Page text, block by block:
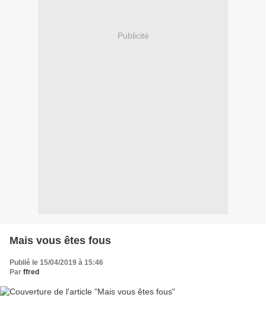
Publicité
Mais vous êtes fous
Publié le 15/04/2019 à 15:46
Par ffred